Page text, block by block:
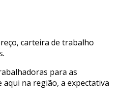
carteira de trabalho
para as
na região, a expectativa